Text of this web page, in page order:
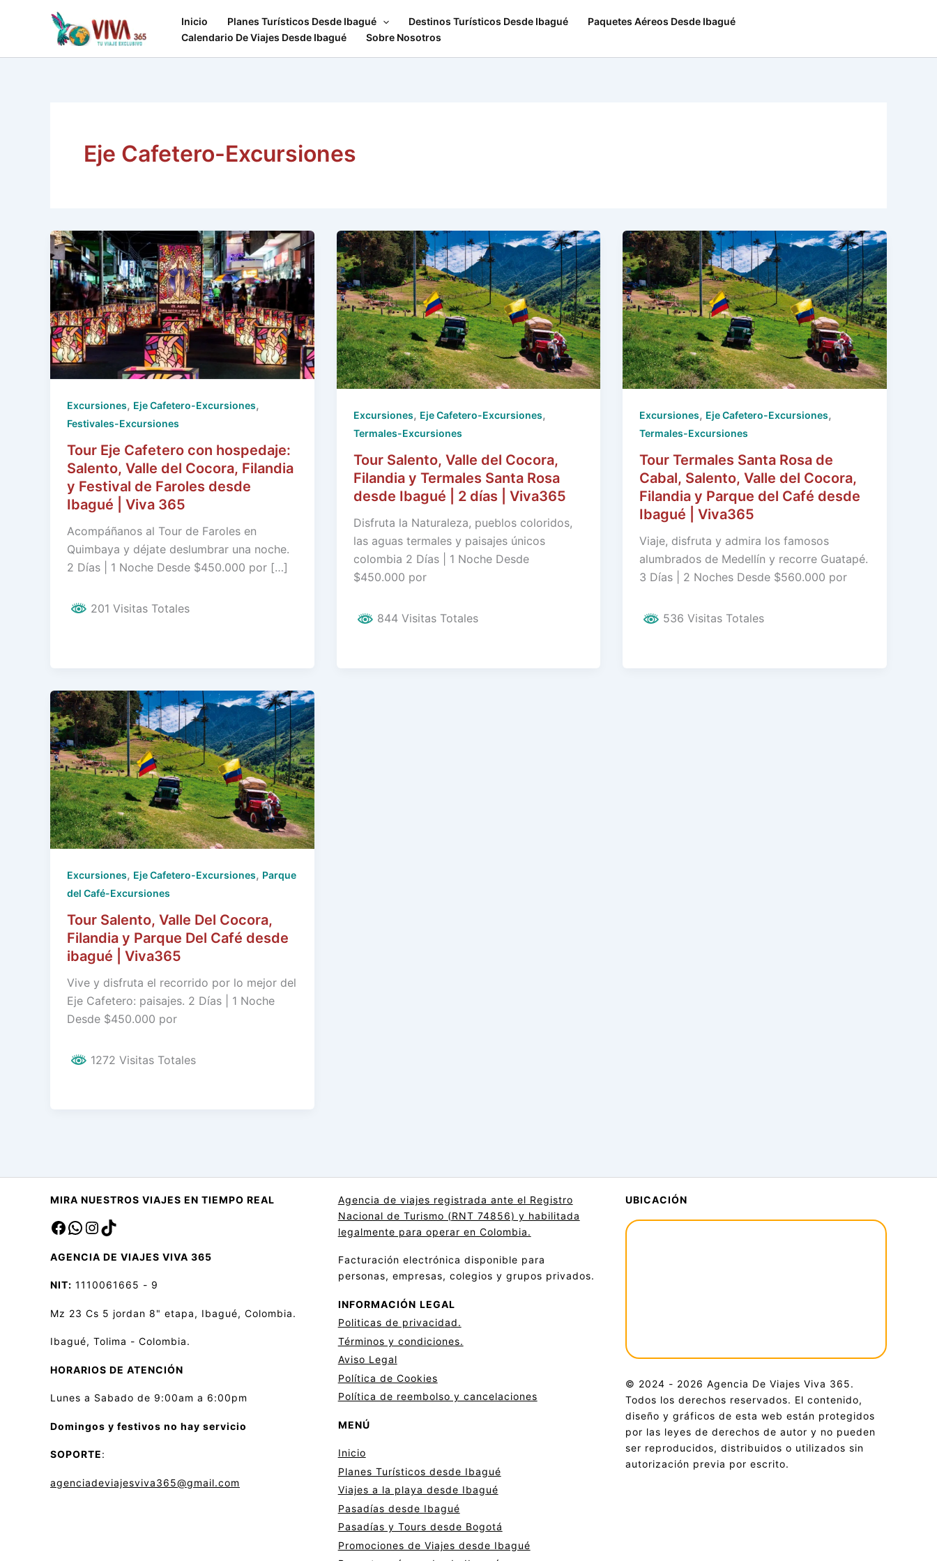
Inicio Planes Turísticos Desde Ibagué Destinos Turísticos Desde Ibagué
Paquetes Aéreos Desde Ibagué
Calendario De Viajes Desde Ibagué
Sobre Nosotros
Eje Cafetero-Excursiones
Excursiones, Eje Cafetero-Excursiones,
Festivales-Excursiones
Tour Eje Cafetero con hospedaje:
Salento, Valle del Cocora, Filandia
y Festival de Faroles desde
Ibagué | Viva 365
Acompáñanos al Tour de Faroles en
Quimbaya y déjate deslumbrar una noche.
2 Días | 1 Noche Desde $450.000 por […]
201 Visitas Totales
Excursiones, Eje Cafetero-Excursiones,
Termales-Excursiones
Tour Salento, Valle del Cocora,
Filandia y Termales Santa Rosa
desde Ibagué | 2 días | Viva365
Disfruta la Naturaleza, pueblos coloridos,
las aguas termales y paisajes únicos
colombia 2 Días | 1 Noche Desde
$450.000 por
844 Visitas Totales
Excursiones, Eje Cafetero-Excursiones,
Termales-Excursiones
Tour Termales Santa Rosa de
Cabal, Salento, Valle del Cocora,
Filandia y Parque del Café desde
Ibagué | Viva365
Viaje, disfruta y admira los famosos
alumbrados de Medellín y recorre Guatapé.
3 Días | 2 Noches Desde $560.000 por
536 Visitas Totales
Excursiones, Eje Cafetero-Excursiones, Parque
del Café-Excursiones
Tour Salento, Valle Del Cocora,
Filandia y Parque Del Café desde
ibagué | Viva365
Vive y disfruta el recorrido por lo mejor del
Eje Cafetero: paisajes. 2 Días | 1 Noche
Desde $450.000 por
1272 Visitas Totales
MIRA NUESTROS VIAJES EN TIEMPO REAL
Facebook
saInstagram
TikTok
AGENCIA DE VIAJES VIVA 365
NIT: 1110061665 - 9
Mz 23 Cs 5 jordan 8" etapa, Ibagué, Colombia.
Ibagué, Tolima - Colombia.
HORARIOS DE ATENCIÓN
Lunes a Sabado de 9:00am a 6:00pm
Domingos y festivos no hay servicio
SOPORTE:
agenciadeviajesviva365@gmail.com
Agencia de viajes registrada ante el Registro
Nacional de Turismo (RNT 74856) y habilitada
legalmente para operar en Colombia.
Facturación electrónica disponible para
personas, empresas, colegios y grupos privados.
INFORMACIÓN LEGAL
Politicas de privacidad.
Términos y condiciones.
Aviso Legal
Política de Cookies
Política de reembolso y cancelaciones
MENÚ
Inicio
Planes Turísticos desde Ibagué
Viajes a la playa desde Ibagué
Pasadías desde Ibagué
Pasadías y Tours desde Bogotá
Promociones de Viajes desde Ibagué
UBICACIÓN
© 2024 - 2026 Agencia De Viajes Viva 365.
Todos los derechos reservados. El contenido,
diseño y gráficos de esta web están protegidos
por las leyes de derechos de autor y no pueden
ser reproducidos, distribuidos o utilizados sin
autorización previa por escrito.